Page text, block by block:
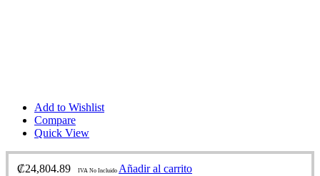
Add to Wishlist
Compare
Quick View
₡24,804.89 IVA No Incluido Añadir al carrito